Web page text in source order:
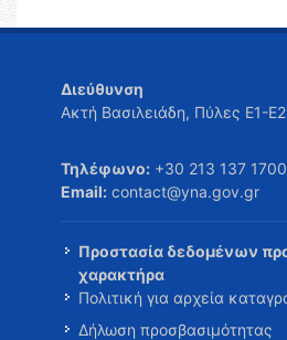
Διεύθυνση
Ακτή Βασιλειάδη, Πύλες Ε1-
Τηλέφωνο: +30 213 137 1700
Email: contact@yna.gov.gr
Προστασία δεδομένων
χαρακτήρα
Πολιτική για αρχεία
Δήλωση προσβασιμότητας